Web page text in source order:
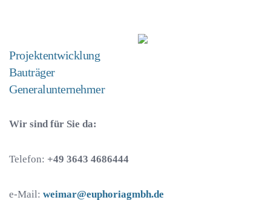
Projektentwicklung
Bauträger
Generalunternehmer
Wir sind für Sie da:
Telefon: +49 3643 4686444
e-Mail: weimar@euphoriagmbh.de